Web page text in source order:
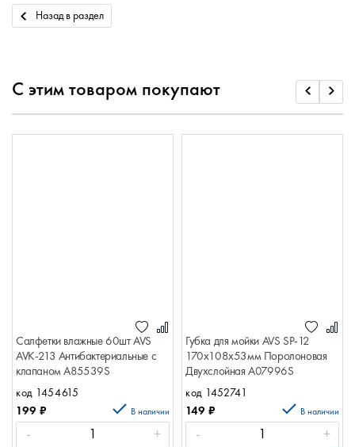
Назад в раздел
С этим товаром покупают
Салфетки влажные 60шт AVS
AVK-213 Антибактериальные с
клапаном A85539S
код 1454615
199 ₽ В наличии
- +
Губка для мойки AVS SP-12
170x108x53мм Поролоновая
Двухслойная A07996S
код 1452741
149 ₽ В наличии
- +